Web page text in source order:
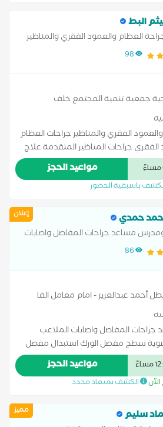
البط
العظام والعمود الفقري والمناظير
98
جمعية تنمية المجتمع خلف
الفقري والمناظير جراحات العظام
جراحات المناظير المتقدمة علاج
وإصابات العظام تشخيص وعلاج آلام
مواعيد الحجز
باسبقية الحضور
إعلان حمدي
مساعد جراحات المفاصل واصابات
الفقري
86
أحمد عبدالعزيز - امام معامل الفا
المفاصل واصابات الملاعب
سطح مفصل الورك استبدال مفصل
العلاج الحراري تطويل العظام علاج
علاج الرباط الصليبي عملية
الورك عملية تغيير مفصل الركبة
مواعيد الحجز
الكشف بميعاد محدد
مميز سليم